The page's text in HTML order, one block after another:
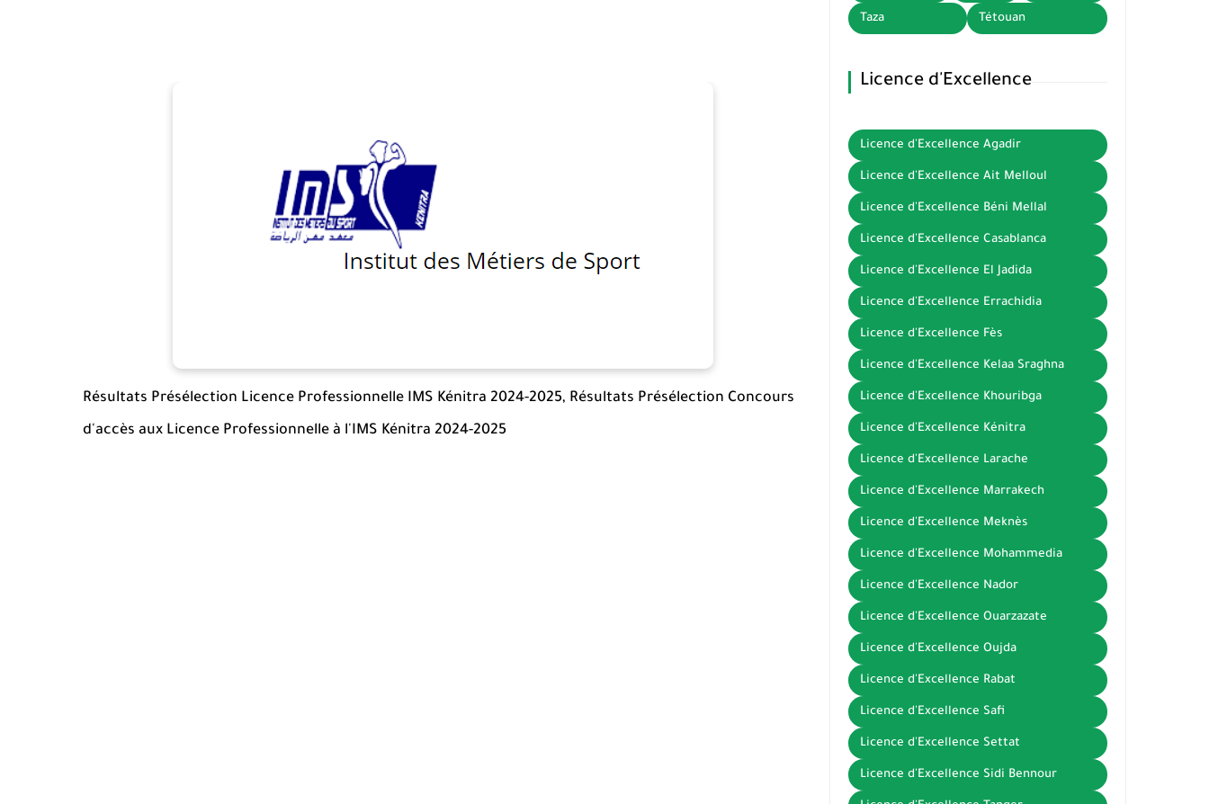
Résultats Présélection Licence Professionnelle IMS Kénitra 2024-2025, Résultats Présélection Concours
d'accès aux Licence Professionnelle à l'IMS Kénitra 2024-2025
Taza Tétouan
Licence d'Excellence
Licence d'Excellence Agadir
Licence d'Excellence Ait Melloul
Licence d'Excellence Béni Mellal
Licence d'Excellence Casablanca
Licence d'Excellence El Jadida
Licence d'Excellence Errachidia
Licence d'Excellence Fès
Licence d'Excellence Kelaa Sraghna
Licence d'Excellence Khouribga
Licence d'Excellence Kénitra
Licence d'Excellence Larache
Licence d'Excellence Marrakech
Licence d'Excellence Meknès
Licence d'Excellence Mohammedia
Licence d'Excellence Nador
Licence d'Excellence Ouarzazate
Licence d'Excellence Oujda
Licence d'Excellence Rabat
Licence d'Excellence Safi
Licence d'Excellence Settat
Licence d'Excellence Sidi Bennour